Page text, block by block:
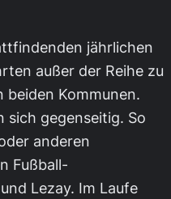
jährlichen
außer der Reihe zu
beiden Kommunen.
sich gegenseitig. So
anderen
Fußball-
Lezay. Im Laufe